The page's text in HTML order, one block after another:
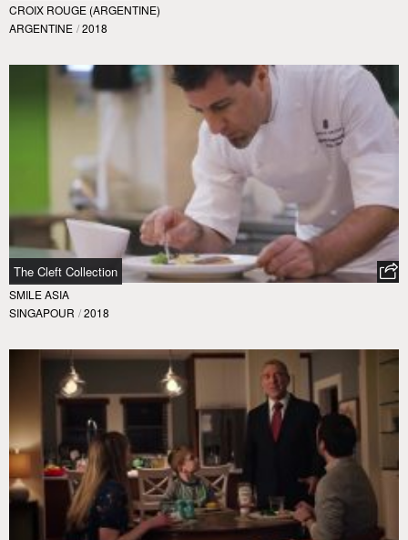
CROIX ROUGE (ARGENTINE)
ARGENTINE / 2018
The Cleft Collection
SMILE ASIA
SINGAPOUR / 2018